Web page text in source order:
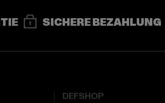
SICHERE BEZAHLUNG
DEFSHOP